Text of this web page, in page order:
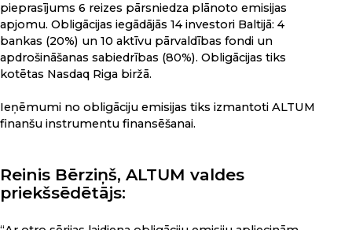
pieprasījums 6 reizes pārsniedza plānoto emisijas
apjomu. Obligācijas iegādājās 14 investori Baltijā: 4
bankas (20%) un 10 aktīvu pārvaldības fondi un
apdrošināšanas sabiedrības (80%). Obligācijas tiks
kotētas Nasdaq Riga biržā.
Ieņēmumi no obligāciju emisijas tiks izmantoti ALTUM
finanšu instrumentu finansēšanai.
Reinis Bērziņš, ALTUM valdes
priekšsēdētājs: